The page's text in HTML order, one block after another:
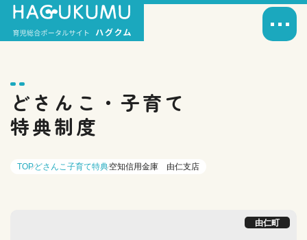
どさんこ・子育て
特典制度
TOPどさんこ子育て特典空知信用金庫 由仁支店
由仁町